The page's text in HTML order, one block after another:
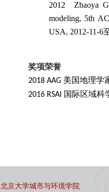
2012 Zhaoya
modeling, 5th
USA, 2012-11-6
奖项荣誉
2018 AAG 美国地理学
2016 RSAI 国际区域
北京大学城市与环境学院